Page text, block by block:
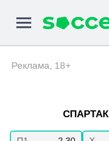
СПАРТАК
Реклама, 18+